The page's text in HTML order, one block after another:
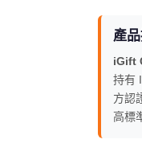
產
iGift
持有
方認
高標